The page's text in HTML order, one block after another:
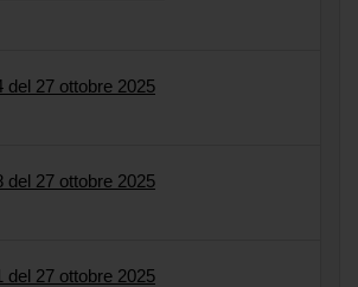
del 27 ottobre 2025
del 27 ottobre 2025
del 27 ottobre 2025